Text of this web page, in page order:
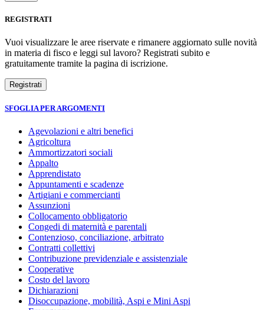
REGISTRATI
Vuoi visualizzare le aree riservate e rimanere aggiornato sulle novità
in materia di fisco e leggi sul lavoro? Registrati subito e
gratuitamente tramite la pagina di iscrizione.
SFOGLIA PER ARGOMENTI
Agevolazioni e altri benefici
Agricoltura
Ammortizzatori sociali
Appalto
Apprendistato
Appuntamenti e scadenze
Artigiani e commercianti
Assunzioni
Collocamento obbligatorio
Congedi di maternità e parentali
Contenzioso, conciliazione, arbitrato
Contratti collettivi
Contribuzione previdenziale e assistenziale
Cooperative
Costo del lavoro
Dichiarazioni
Disoccupazione, mobilità, Aspi e Mini Aspi